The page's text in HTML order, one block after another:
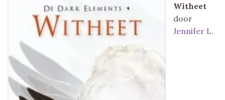
Witheet
door
Jennifer L.